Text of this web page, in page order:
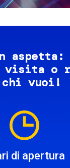
o
chi vuoi!
di apertura